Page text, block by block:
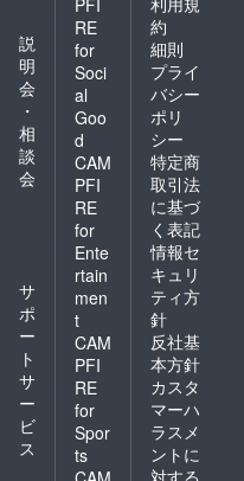
説
明
会
・
相
談
会
サ
ポ
ー
ト
サ
ー
ビ
ス
RE
for
Soci
al
Goo
d
CAM
PFI
RE
for
Ente
rtain
men
t
CAM
PFI
RE
for
Spor
ts
約
細則
プライ
バシー
ポリ
シー
特定商
取引法
に基づ
く表記
情報セ
キュリ
ティ方
針
反社基
本方針
カスタ
マーハ
ラスメ
ントに
対する